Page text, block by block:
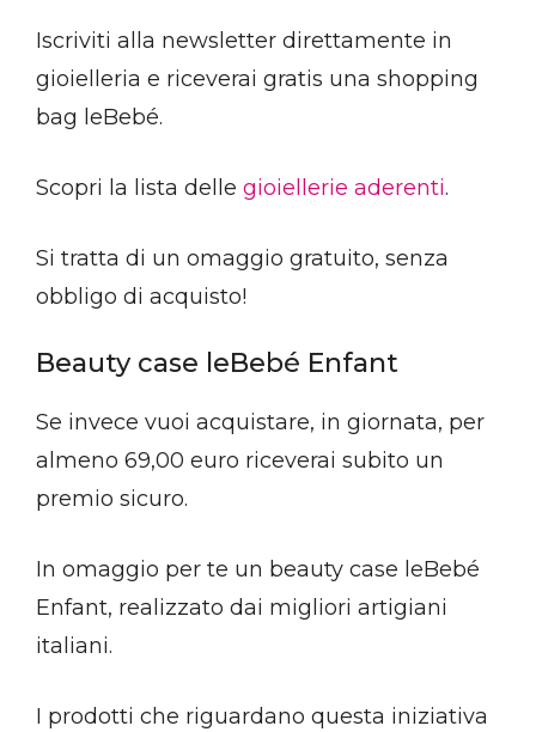
Iscriviti alla newsletter direttamente in
gioielleria e riceverai gratis una shopping
bag leBebé.
Scopri la lista delle gioiellerie aderenti.
Si tratta di un omaggio gratuito, senza
obbligo di acquisto!
Beauty case leBebé Enfant
Se invece vuoi acquistare, in giornata, per
almeno 69,00 euro riceverai subito un
premio sicuro.
In omaggio per te un beauty case leBebé
Enfant, realizzato dai migliori artigiani
italiani.
I prodotti che riguardano questa iniziativa